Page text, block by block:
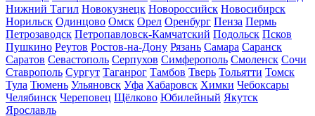
Нижний Тагил Новокузнецк Новороссийск Новосибирск
Норильск Одинцово Омск Орел Оренбург Пенза Пермь
Петрозаводск Петропавловск-Камчатский Подольск Псков
Пушкино Реутов Ростов-на-Дону Рязань Самара Саранск
Саратов Севастополь Серпухов Симферополь Смоленск Сочи
Ставрополь Сургут Таганрог Тамбов Тверь Тольятти Томск
Тула Тюмень Ульяновск Уфа Хабаровск Химки Чебоксары
Челябинск Череповец Щёлково Юбилейный Якутск
Ярославль